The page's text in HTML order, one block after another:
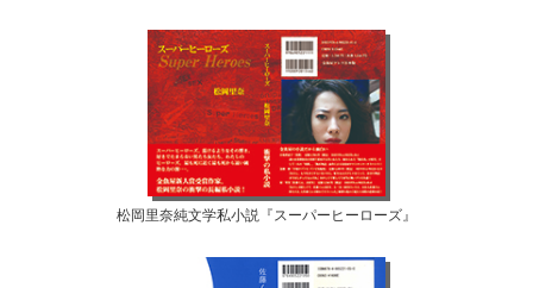
松岡里奈純文学私小説『スーパーヒーローズ』